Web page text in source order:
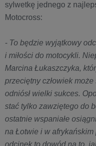
sylwetkę jednego z
Motocross:
- To będzie wyjątkowy
i miłości do motocykli.
Marcina Łukaszczyka,
przeciętny człowiek
odniósł wielki sukces.
stać tylko zawziętego do
ostatnie wspaniałe
na Łotwie i w
odcinek to dowód na to,